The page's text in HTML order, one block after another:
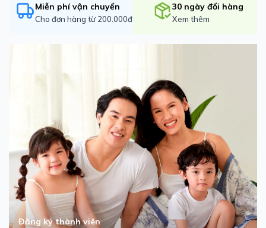
Miễn phí vận chuyển
Cho đơn hàng từ 200.000đ
30 ngày đổi hàng
Xem thêm
Đăng ký thành viên